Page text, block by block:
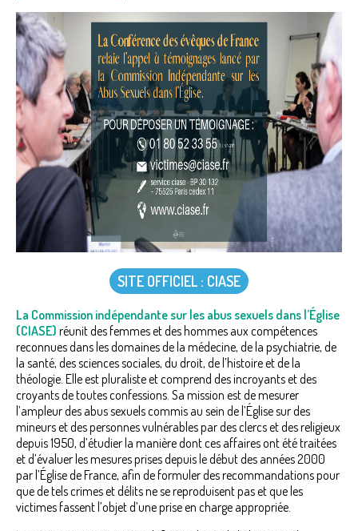
SITE OFFICIEL : CIASE
La Commission indépendante sur les abus sexuels dans l’Église
(CIASE) réunit des femmes et des hommes aux compétences
reconnues dans les domaines de la médecine, de la psychiatrie, de
la santé, des sciences sociales, du droit, de l’histoire et de la
théologie. Elle est pluraliste et comprend des incroyants et des
croyants de toutes confessions. Sa mission est de mesurer
l’ampleur des abus sexuels commis au sein de l’Église sur des
mineurs et des personnes vulnérables par des clercs et des religieux
depuis 1950, d’étudier la manière dont ces affaires ont été traitées
et d’évaluer les mesures prises depuis le début des années 2000
par l’Église de France, afin de formuler des recommandations pour
que de tels crimes et délits ne se reproduisent pas et que les
victimes fassent l’objet d’une prise en charge appropriée.